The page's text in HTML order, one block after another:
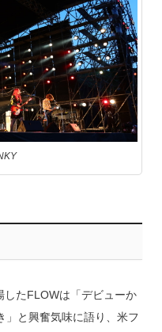
したFLOWは「デビューか
」と興奮気味に語り、米フ